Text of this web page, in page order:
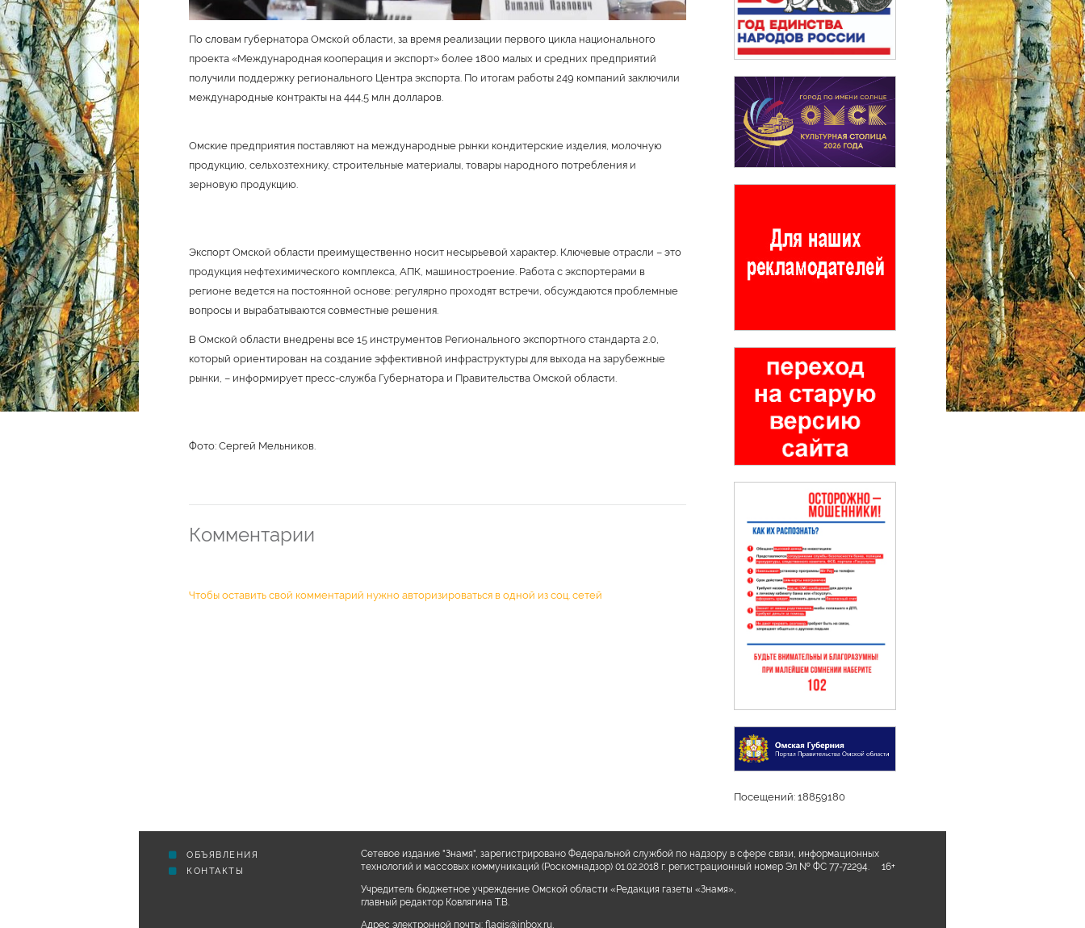
По словам губернатора Омской области, за время реализации первого цикла национального
проекта «Международная кооперация и экспорт» более 1800 малых и средних предприятий
получили поддержку регионального Центра экспорта. По итогам работы 249 компаний заключили
международные контракты на 444,5 млн долларов.
Омские предприятия поставляют на международные рынки кондитерские изделия, молочную
продукцию, сельхозтехнику, строительные материалы, товары народного потребления и
зерновую продукцию.
Экспорт Омской области преимущественно носит несырьевой характер. Ключевые отрасли – это
продукция нефтехимического комплекса, АПК, машиностроение. Работа с экспортерами в
регионе ведется на постоянной основе: регулярно проходят встречи, обсуждаются проблемные
вопросы и вырабатываются совместные решения.
В Омской области внедрены все 15 инструментов Регионального экспортного стандарта 2.0,
который ориентирован на создание эффективной инфраструктуры для выхода на зарубежные
рынки, – информирует пресс-служба Губернатора и Правительства Омской области.
Фото: Сергей Мельников.
Комментарии
Чтобы оставить свой комментарий нужно авторизироваться в одной из соц. сетей
Посещений: 18859180
ОБЪЯВЛЕНИЯ
КОНТАКТЫ
Сетевое издание "Знамя", зарегистрировано Федеральной службой по надзору в сфере связи, информационных
технологий и массовых коммуникаций (Роскомнадзор) 01.02.2018 г. регистрационный номер Эл № ФС 77-72294. 16+
Учредитель бюджетное учреждение Омской области «Редакция газеты «Знамя»,
главный редактор Ковлягина Т.В.
Адрес электронной почты: flagis@inbox.ru,